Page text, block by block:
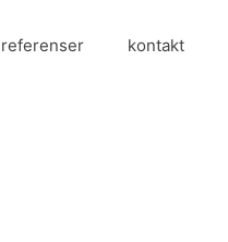
referenser kontakt